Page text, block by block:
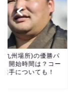
(九州場所)の優勝パ
ド開始時間は？コー
旗手についても！